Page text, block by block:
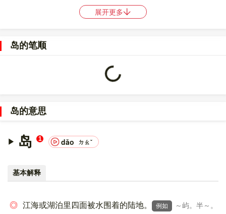
PYSU，五笔是QYNM ,QMK
，10进制：23707，UTF-32：
00005C9B，UTF-8：E5 B2 9B。
展开更多
岛的笔顺
Loading...
岛的意思
岛 1 dǎo ㄉㄠˇ
基本解释
◎ 江海或湖泊里四面被水围着的陆地。 例如
～屿。半～。